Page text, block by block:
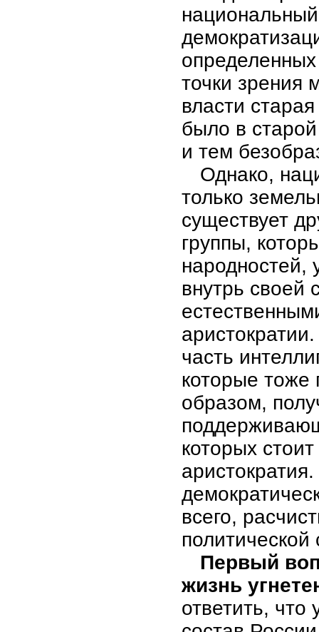
национальный
точки зрения
власти
было в
и тем
Однако,
только
существует
группы,
народностей,
внутрь своей
часть
которые тоже
образом,
которых
всего,
Первый
жизнь
ответить,